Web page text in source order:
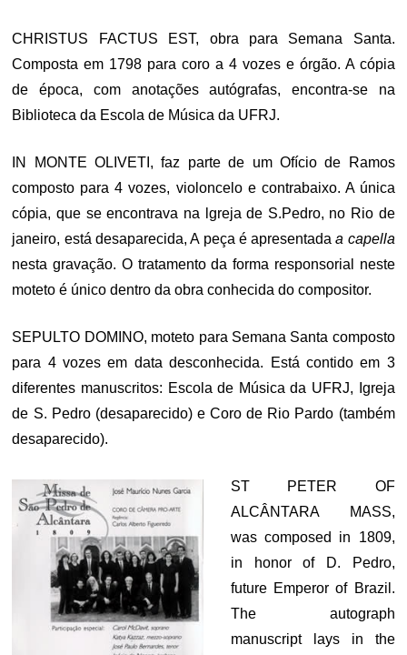
CHRISTUS FACTUS EST, obra para Semana Santa.
Composta em 1798 para coro a 4 vozes e órgão. A cópia
de época, com anotações autógrafas, encontra-se na
Biblioteca da Escola de Música da UFRJ.
IN MONTE OLIVETI, faz parte de um Ofício de Ramos
composto para 4 vozes, violoncelo e contrabaixo. A única
cópia, que se encontrava na lgreja de S.Pedro, no Rio de
janeiro, está desaparecida, A peça é apresentadaa capella
nesta gravação. O tratamento da forma responsorial neste
moteto é único dentro da obra conhecida do compositor.
SEPULTO DOMINO, moteto para Semana Santa composto
para 4 vozes em data desconhecida. Está contido em 3
diferentes manuscritos: Escola de Música da UFRJ, Igreja
de S. Pedro (desaparecido) e Coro de Rio Pardo (também
desaparecido).
ST PETER OF
ALCÂNTARA MASS,
was composed in 1809,
in honor of D. Pedro,
future Emperor of Brazil.
The autograph
manuscript lays in the